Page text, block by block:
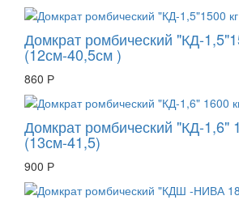
Домкрат ромбический "КД-
(12см-40,5см )
860 Р
Домкрат ромбический "КД-1,6"
(13см-41,5)
900 Р